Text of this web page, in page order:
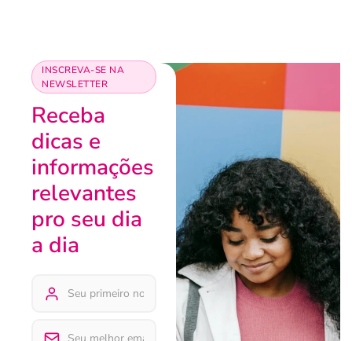
INSCREVA-SE NA
NEWSLETTER
Receba
dicas e
informações
relevantes
pro seu dia
a dia